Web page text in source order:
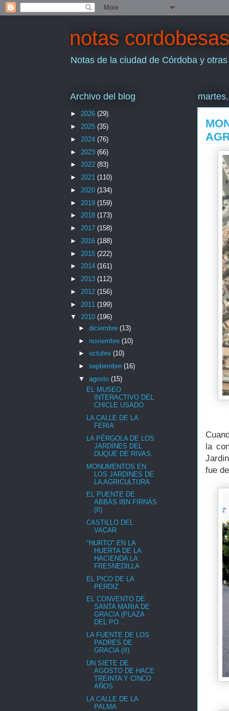
notas cordobesas
Notas de la ciudad de Córdoba y
la
fue
Archivo del blog
► 2026 (29)
► 2025 (35)
► 2024 (76)
► 2023 (66)
► 2022 (83)
► 2021 (110)
► 2020 (134)
► 2019 (159)
► 2018 (173)
► 2017 (158)
► 2016 (188)
► 2015 (222)
► 2014 (161)
► 2013 (112)
► 2012 (156)
► 2011 (199)
▼ 2010 (196)
► diciembre (13)
► noviembre (10)
► octubre (10)
► septiembre (16)
▼ agosto (15)
EL MUSEO
INTERACTIVO DEL
CHICLE USADO
LA CALLE DE LA
FERIA
LA PÉRGOLA DE LOS
JARDINES DEL
DUQUE DE RIVAS.
MONUMENTOS EN
LOS JARDINES DE
LA AGRICULTURA
EL PUENTE DE
ABBÁS IBN FIRNÁS
(II)
CASTILLO DEL
VACAR
"HURTO" EN LA
HUERTA DE LA
HACIENDA LA
FRESNEDILLA
EL PICO DE LA
PERDIZ
EL CONVENTO DE
SANTA MARIA DE
GRACIA (PLAZA
DEL PO...
LA FUENTE DE LOS
PADRES DE
GRACIA (II)
UN SIETE DE
AGOSTO DE HACE
TREINTA Y CINCO
AÑOS
LA CALLE DE LA
PALMA